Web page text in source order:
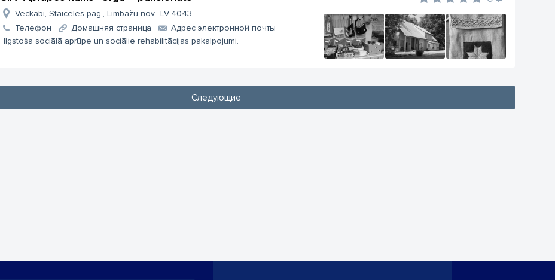
Veckabi, Staiceles pag., Limbažu nov., LV-4043
Телефон
Домашняя страница
Aдрес электронной почты
Ilgstoša sociālā aprūpe un sociālie rehabilitācijas pakalpojumi.
Следующие